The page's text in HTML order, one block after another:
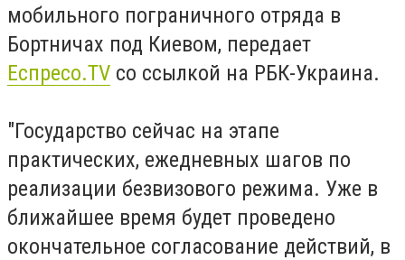
мобильного пограничного отряда в
Бортничах под Киевом, передает
Еспресо.TV со ссылкой на РБК-Украина.
"Государство сейчас на этапе
практических, ежедневных шагов по
реализации безвизового режима. Уже в
ближайшее время будет проведено
окончательное согласование действий, в